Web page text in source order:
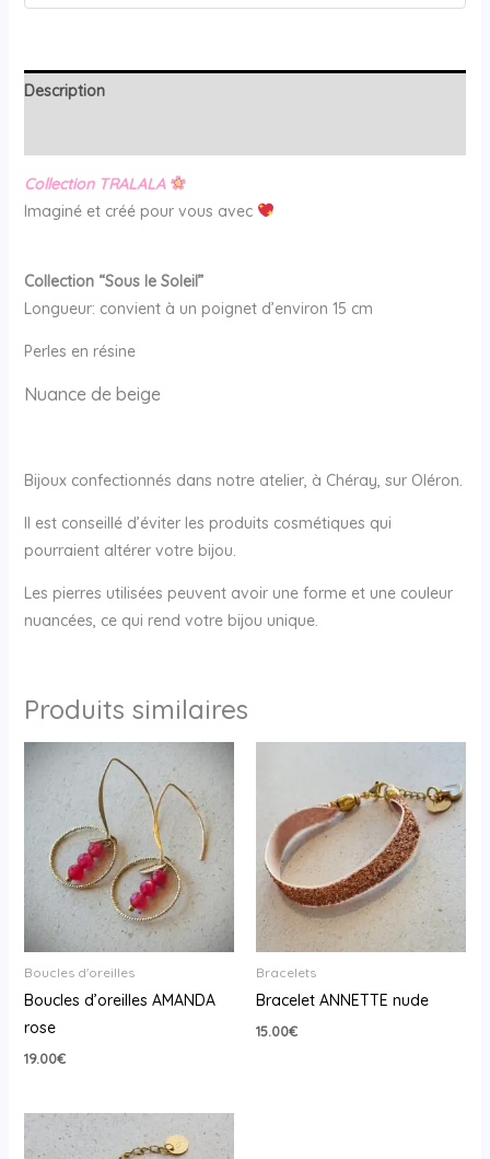
Description
Collection TRALALA
Imaginé et créé pour vous avec
Collection “Sous le Soleil”
Longueur: convient à un poignet d’environ 15 cm
Perles en résine
Nuance de beige
Bijoux confectionnés dans notre atelier, à Chéray, sur Oléron.
Il est conseillé d’éviter les produits cosmétiques qui
pourraient altérer votre bijou.
Les pierres utilisées peuvent avoir une forme et une couleur
nuancées, ce qui rend votre bijou unique.
Produits similaires
Boucles d'oreilles
Boucles d’oreilles AMANDA
rose
19.00€
Bracelets
Bracelet ANNETTE nude
15.00€